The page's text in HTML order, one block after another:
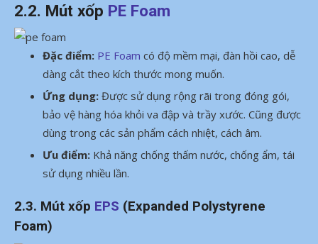
2.2. Mút xốp PE Foam
Đặc điểm: PE Foam có độ mềm mại, đàn hồi cao, dễ
dàng cắt theo kích thước mong muốn.
Ứng dụng: Được sử dụng rộng rãi trong đóng gói,
bảo vệ hàng hóa khỏi va đập và trầy xước. Cũng được
dùng trong các sản phẩm cách nhiệt, cách âm.
Ưu điểm: Khả năng chống thấm nước, chống ẩm, tái
sử dụng nhiều lần.
2.3. Mút xốp EPS (Expanded Polystyrene
Foam)